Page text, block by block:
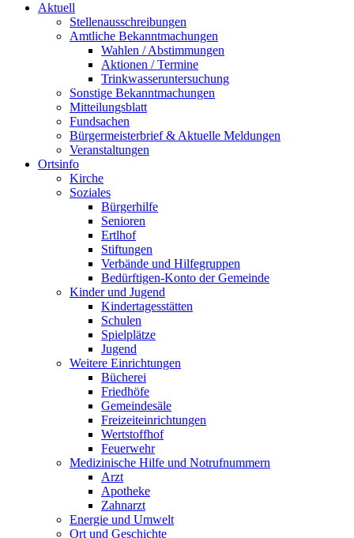
Aktuell
Stellenausschreibungen
Amtliche Bekanntmachungen
Wahlen / Abstimmungen
Aktionen / Termine
Trinkwasseruntersuchung
Sonstige Bekanntmachungen
Mitteilungsblatt
Fundsachen
Bürgermeisterbrief & Aktuelle Meldungen
Veranstaltungen
Ortsinfo
Kirche
Soziales
Bürgerhilfe
Senioren
Ertlhof
Stiftungen
Verbände und Hilfegruppen
Bedürftigen-Konto der Gemeinde
Kinder und Jugend
Kindertagesstätten
Schulen
Spielplätze
Jugend
Weitere Einrichtungen
Bücherei
Friedhöfe
Gemeindesäle
Freizeiteinrichtungen
Wertstoffhof
Feuerwehr
Medizinische Hilfe und Notrufnummern
Arzt
Apotheke
Zahnarzt
Energie und Umwelt
Ort und Geschichte